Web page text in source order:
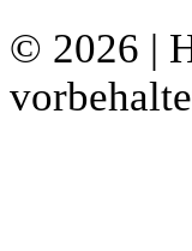
© 2026 |